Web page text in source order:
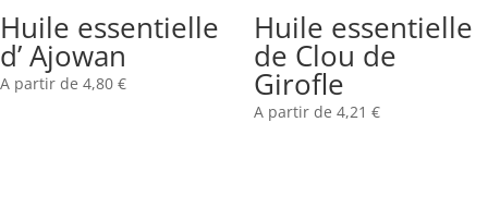
Huile essentielle
d’ Ajowan
A partir de 4,80 €
Huile essentielle
de Clou de
Girofle
A partir de 4,21 €